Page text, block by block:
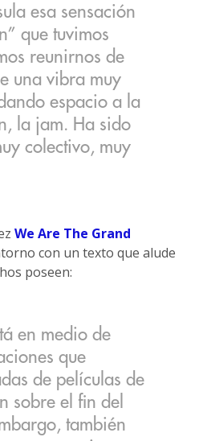
esa sensación
que tuvimos
reunirnos de
una vibra muy
espacio a la
la jam. Ha sido
colectivo, muy
We Are The Grand
con un texto que alude
poseen:
en medio de
que
de películas de
sobre el fin del
también